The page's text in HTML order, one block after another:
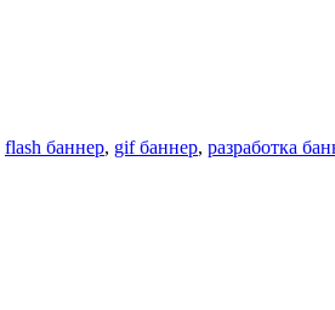
flash баннер, gif баннер, разработка